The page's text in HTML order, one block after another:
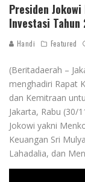
Presiden
Investasi Tahun
Handi Featured
(Beritadaerah –
menghadiri Rapat
dan Kemitraan
Jakarta, Rabu (30/
Jokowi yakni
Keuangan Sri
Lahadalia, dan